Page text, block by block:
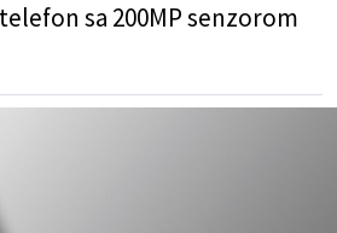
sa 200MP senzorom